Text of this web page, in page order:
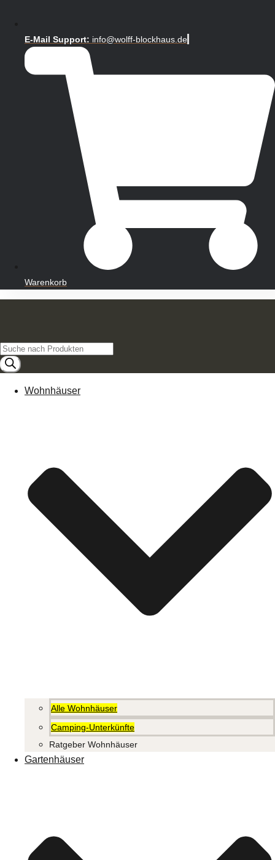
E-Mail Support: info@wolff-blockhaus.de
Warenkorb
Products
search
Wohnhäuser
Alle Wohnhäuser
Camping-Unterkünfte
Ratgeber Wohnhäuser
Gartenhäuser